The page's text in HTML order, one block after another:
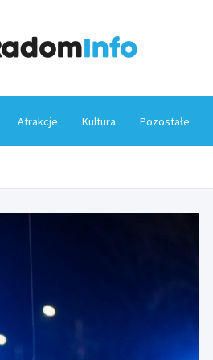
Atrakcje Kultura Pozostałe